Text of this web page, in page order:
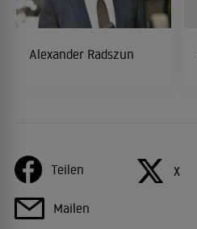
Alexander Radszun
Teilen X
Mailen